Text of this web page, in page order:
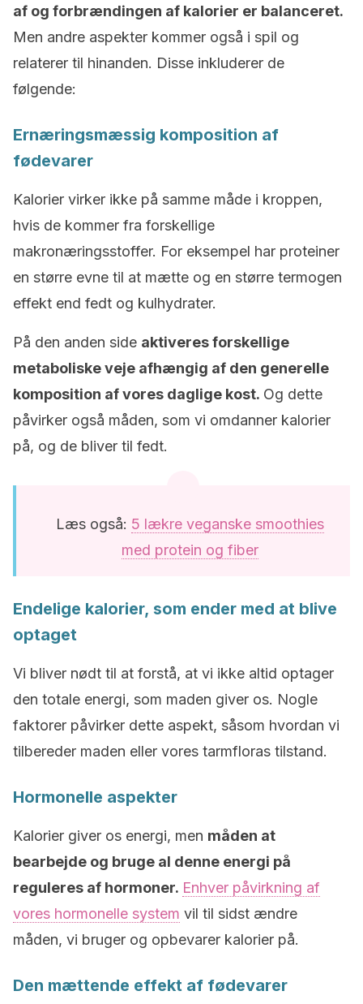
af og forbrændingen af kalorier er balanceret.
Men andre aspekter kommer også i spil og
relaterer til hinanden. Disse inkluderer de
følgende:
Ernæringsmæssig komposition af
fødevarer
Kalorier virker ikke på samme måde i kroppen,
hvis de kommer fra forskellige
makronæringsstoffer. For eksempel har proteiner
en større evne til at mætte og en større termogen
effekt end fedt og kulhydrater.
På den anden side aktiveres forskellige
metaboliske veje afhængig af den generelle
komposition af vores daglige kost. Og dette
påvirker også måden, som vi omdanner kalorier
på, og de bliver til fedt.
Læs også: 5 lækre veganske smoothies
med protein og fiber
Endelige kalorier, som ender med at blive
optaget
Vi bliver nødt til at forstå, at vi ikke altid optager
den totale energi, som maden giver os. Nogle
faktorer påvirker dette aspekt, såsom hvordan vi
tilbereder maden eller vores tarmfloras tilstand.
Hormonelle aspekter
Kalorier giver os energi, men måden at
bearbejde og bruge al denne energi på
reguleres af hormoner. Enhver påvirkning af
vores hormonelle system vil til sidst ændre
måden, vi bruger og opbevarer kalorier på.
Den mættende effekt af fødevarer